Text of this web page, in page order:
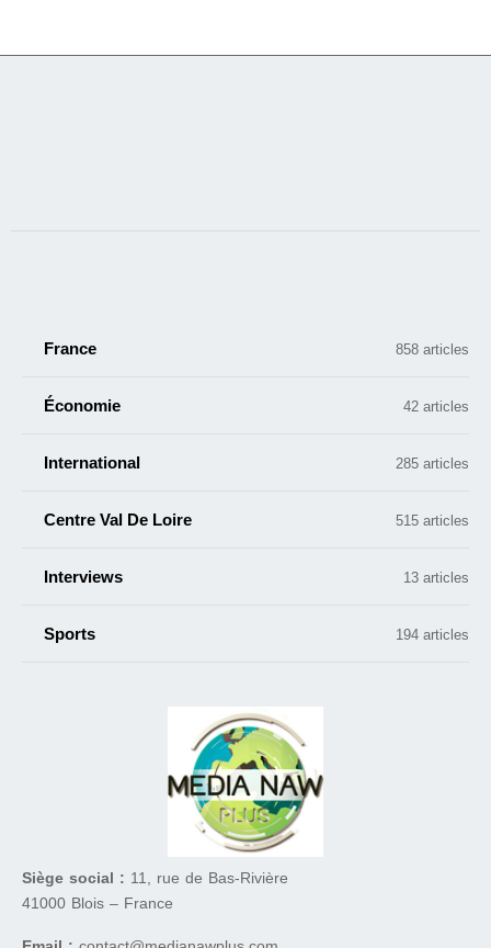
France 858 articles
Économie 42 articles
International 285 articles
Centre Val De Loire 515 articles
Interviews 13 articles
Sports 194 articles
Siège social : 11, rue de Bas-Rivière
41000 Blois – France